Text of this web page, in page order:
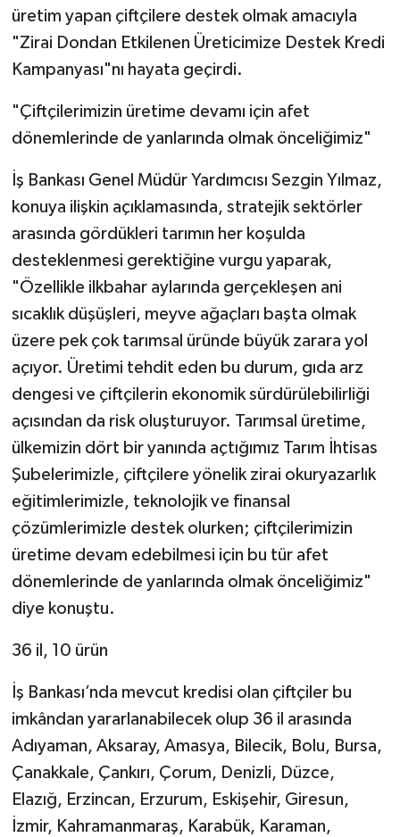
üretim yapan çiftçilere destek olmak amacıyla
"Zirai Dondan Etkilenen Üreticimize Destek Kredi
Kampanyası"nı hayata geçirdi.
"Çiftçilerimizin üretime devamı için afet
dönemlerinde de yanlarında olmak önceliğimiz"
İş Bankası Genel Müdür Yardımcısı Sezgin Yılmaz,
konuya ilişkin açıklamasında, stratejik sektörler
arasında gördükleri tarımın her koşulda
desteklenmesi gerektiğine vurgu yaparak,
"Özellikle ilkbahar aylarında gerçekleşen ani
sıcaklık düşüşleri, meyve ağaçları başta olmak
üzere pek çok tarımsal üründe büyük zarara yol
açıyor. Üretimi tehdit eden bu durum, gıda arz
dengesi ve çiftçilerin ekonomik sürdürülebilirliği
açısından da risk oluşturuyor. Tarımsal üretime,
ülkemizin dört bir yanında açtığımız Tarım İhtisas
Şubelerimizle, çiftçilere yönelik zirai okuryazarlık
eğitimlerimizle, teknolojik ve finansal
çözümlerimizle destek olurken; çiftçilerimizin
üretime devam edebilmesi için bu tür afet
dönemlerinde de yanlarında olmak önceliğimiz"
diye konuştu.
36 il, 10 ürün
İş Bankası’nda mevcut kredisi olan çiftçiler bu
imkândan yararlanabilecek olup 36 il arasında
Adıyaman, Aksaray, Amasya, Bilecik, Bolu, Bursa,
Çanakkale, Çankırı, Çorum, Denizli, Düzce,
Elazığ, Erzincan, Erzurum, Eskişehir, Giresun,
İzmir, Kahramanmaraş, Karabük, Karaman,